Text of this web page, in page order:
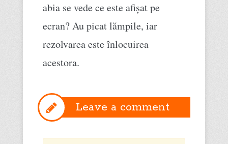
abia se vede ce este afișat pe
ecran? Au picat lămpile, iar
rezolvarea este înlocuirea
acestora.
Leave a comment